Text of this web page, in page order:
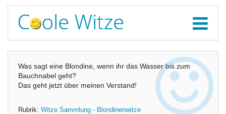
Was sagt eine Blondine, wenn ihr das Wasser bis zum
Bauchnabel geht?
Das geht jetzt über meinen Verstand!
Rubrik: Witze Sammlung - Blondinenwitze